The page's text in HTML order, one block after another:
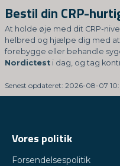
Bestil din CRP-
At holde øje med dit CRP-
helbred og hjælpe dig med
forebygge eller behandle
Nordictest i dag, og tag
Senest opdateret: 2026-08-07
Vores politik
Forsendelsespolitik